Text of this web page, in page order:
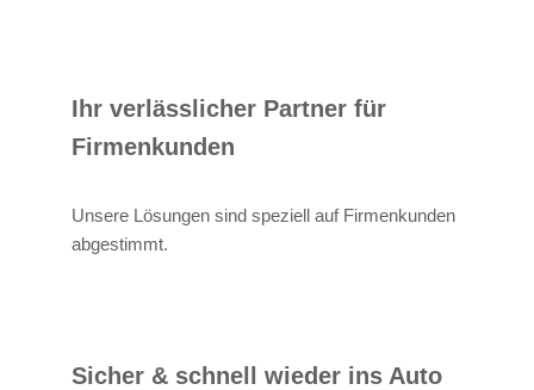
Ihr verlässlicher Partner für
Firmenkunden
Unsere Lösungen sind speziell auf Firmenkunden
abgestimmt.
Sicher & schnell wieder ins Auto